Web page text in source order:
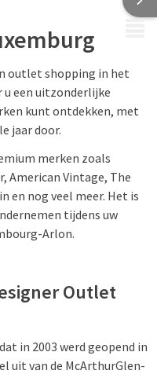
outlet shopping in het
u een uitzonderlijke
kunt ontdekken, met
jaar door.
merken zoals
American Vintage, The
en nog veel meer. Het is
tijdens uw
Arlon.
Outlet
in 2003 werd geopend in
uit van de McArthurGlen-